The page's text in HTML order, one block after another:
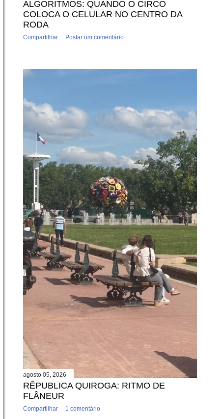
ALGORITMOS: QUANDO O CIRCO
COLOCA O CELULAR NO CENTRO DA
RODA
Compartilhar Postar um comentário
agosto 05, 2026
RÊPUBLICA QUIROGA: RITMO DE
FLÂNEUR
Compartilhar 1 comentário